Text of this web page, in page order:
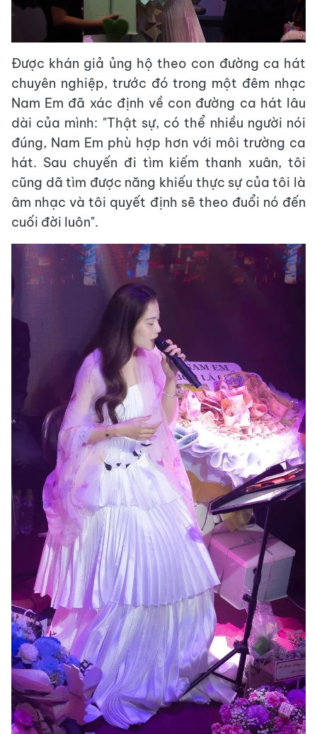
Được khán giả ủng hộ theo con đường ca hát
chuyên nghiệp, trước đó trong một đêm nhạc
Nam Em đã xác định về con đường ca hát lâu
dài của mình: "Thật sự, có thể nhiều người nói
đúng, Nam Em phù hợp hơn với môi trường ca
hát. Sau chuyến đi tìm kiếm thanh xuân, tôi
cũng dã tìm được năng khiếu thực sự của tôi là
âm nhạc và tôi quyết định sẽ theo đuổi nó đến
cuối đời luôn".